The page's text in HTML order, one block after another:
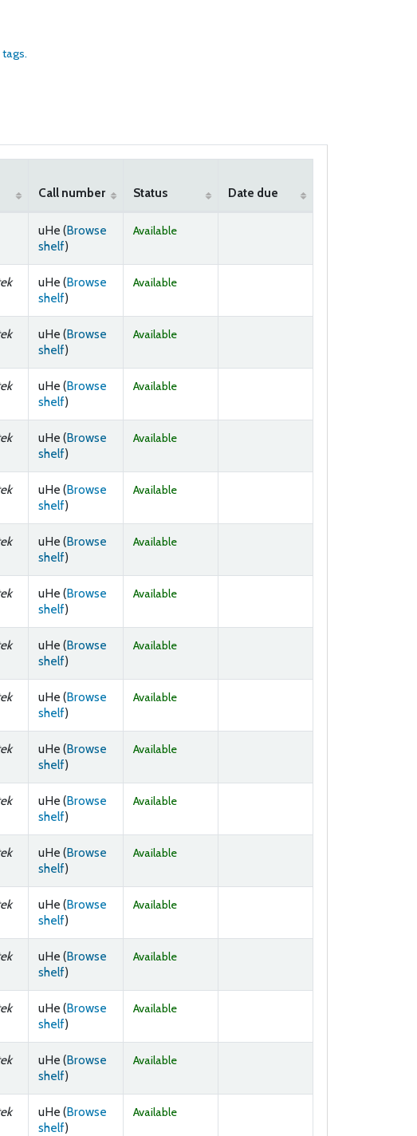
Call number Status Date due
uHe (Browse
shelf(Opens below)
)
Available
uHe (Browse
shelf(Opens below)
)
Available
uHe (Browse
shelf(Opens below)
)
Available
uHe (Browse
shelf(Opens below)
)
Available
uHe (Browse
shelf(Opens below)
)
Available
uHe (Browse
shelf(Opens below)
)
Available
uHe (Browse
shelf(Opens below)
)
Available
uHe (Browse
shelf(Opens below)
)
Available
uHe (Browse
shelf(Opens below)
)
Available
uHe (Browse
shelf(Opens below)
)
Available
uHe (Browse
shelf(Opens below)
)
Available
uHe (Browse
shelf(Opens below)
)
Available
uHe (Browse
shelf(Opens below)
)
Available
uHe (Browse
shelf(Opens below)
)
Available
uHe (Browse
shelf(Opens below)
)
Available
uHe (Browse
shelf(Opens below)
)
Available
uHe (Browse
shelf(Opens below)
)
Available
uHe (Browse
shelf(Opens below)
)
Available